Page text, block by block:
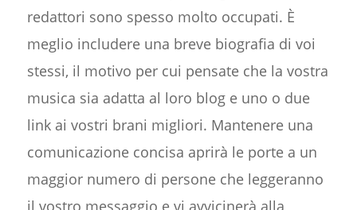
redattori sono spesso molto occupati. È
meglio includere una breve biografia di voi
stessi, il motivo per cui pensate che la vostra
musica sia adatta al loro blog e uno o due
link ai vostri brani migliori. Mantenere una
comunicazione concisa aprirà le porte a un
maggior numero di persone che leggeranno
il vostro messaggio e vi avvicinerà alla